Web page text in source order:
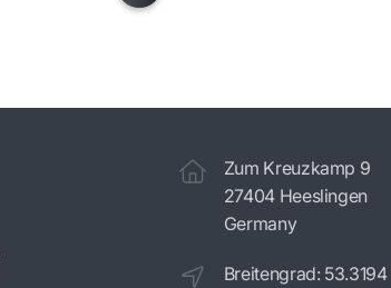
Zum Kreuzkamp 9
27404 Heeslingen
Germany
Breitengrad: 53.3194